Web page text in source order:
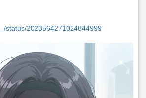
status/2023564271024844999